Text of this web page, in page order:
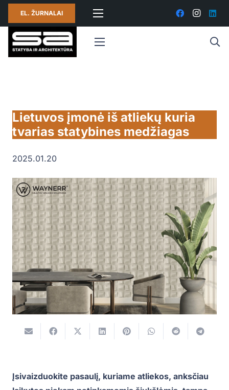
EL. ŽURNALAI
Lietuvos įmonė iš atliekų kuria
tvarias statybines medžiagas
2025.01.20
Įsivaizduokite pasaulį, kuriame atliekos, anksčiau